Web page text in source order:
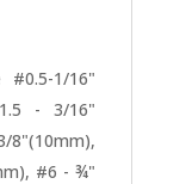
#0.5-1/16"
- 3/16"
8"(10mm),
#6 - ¾"